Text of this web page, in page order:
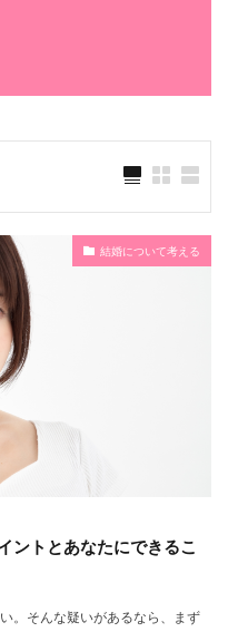
結婚について考える
ントとあなたにできるこ
。そんな疑いがあるなら、まず
年の差
届け出
小物
寝顔
寂しい
年
馴染
折半
性格
身内
ない 転職
赤口
い方
誕生日